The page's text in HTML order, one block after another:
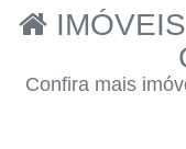
Confira mais